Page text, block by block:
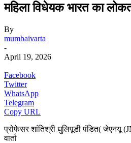
महिला विधेयक भारत का
By
mumbaivarta
-
April 19, 2026
Facebook
Twitter
WhatsApp
Telegram
Copy URL
प्रोफेसर शांतिश्री धुलिपूडी पंडित( जेएनयू
वार्ता